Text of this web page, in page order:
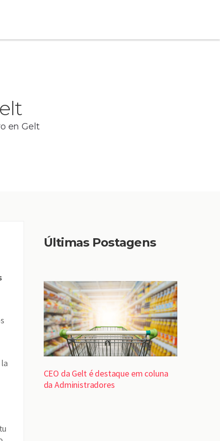
en Gelt
Últimas Postagens
CEO da Gelt é destaque em coluna
da Administradores